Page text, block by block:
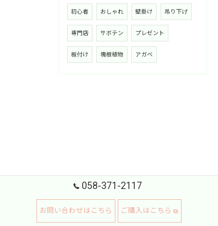
初心者 おしゃれ 壁掛け 吊り下げ
専門店 サボテン プレゼント
板付け 塊根植物 アガベ
058-371-2117
お問い合わせはこちら ご購入はこちら